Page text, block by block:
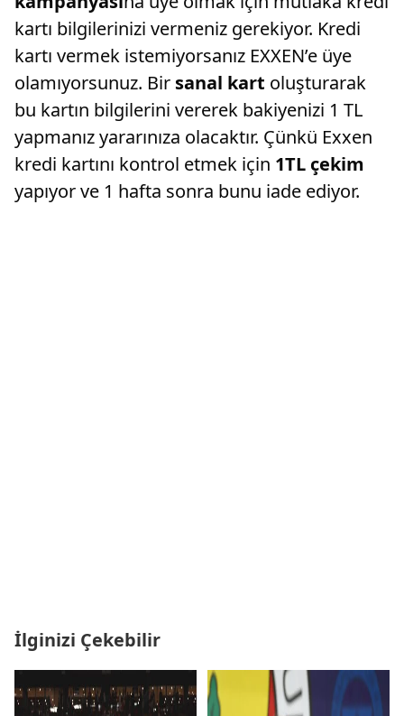
kartı bilgilerinizi vermeniz gerekiyor. Kredi
kartı vermek istemiyorsanız EXXEN’e üye
olamıyorsunuz. Bir sanal kart oluşturarak
bu kartın bilgilerini vererek bakiyenizi 1 TL
yapmanız yararınıza olacaktır. Çünkü Exxen
kredi kartını kontrol etmek için 1TL çekim
yapıyor ve 1 hafta sonra bunu iade ediyor.
İlginizi Çekebilir